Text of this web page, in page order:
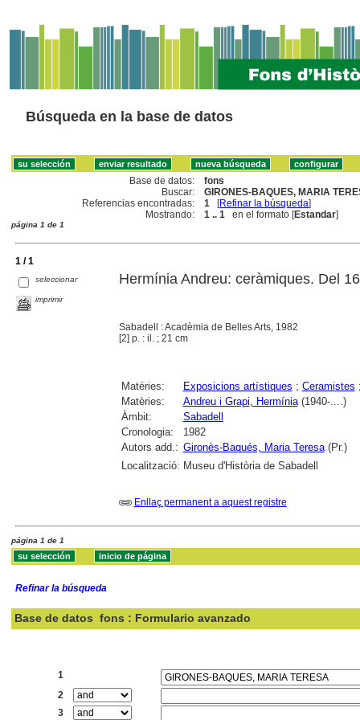
Búsqueda en la base de datos
Base de datos:
fons
Buscar:
GIRONES-BAQUES, MARIA
Referencias encontradas:
1 [Refinar la búsqueda]
Mostrando:
1 .. 1 en el formato [Estandar]
página 1 de 1
1 / 1
seleccionar
imprimir
Hermínia Andreu: ceràmiques. Del
Sabadell : Acadèmia de Belles Arts, 1982
[2] p. : il. ; 21 cm
Matèries: Exposicions artístiques ; Ceramistes
Matèries:
Andreu i Grapi, Hermínia(1940-....)
Àmbit:
Sabadell
Cronologia:
1982
Autors add.: Gironès-Baqués, Maria Teresa(Pr.)
Localització: Museu d'Història de Sabadell
Enllaç permanent a aquest registre
página 1 de 1
Refinar la búsqueda
Base de datos fons : Formulario avanzado
1
2
3